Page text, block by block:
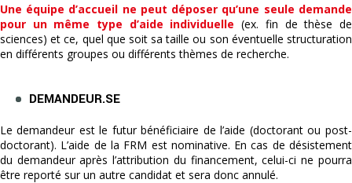
Une équipe d’accueil ne peut déposer qu’une seule demande
pour un même type d’aide individuelle (ex. fin de thèse de
sciences) et ce, quel que soit sa taille ou son éventuelle structuration
en différents groupes ou différents thèmes de recherche.
DEMANDEUR.SE
Le demandeur est le futur bénéficiaire de l’aide (doctorant ou post-
doctorant). L’aide de la FRM est nominative. En cas de désistement
du demandeur après l’attribution du financement, celui-ci ne pourra
être reporté sur un autre candidat et sera donc annulé.